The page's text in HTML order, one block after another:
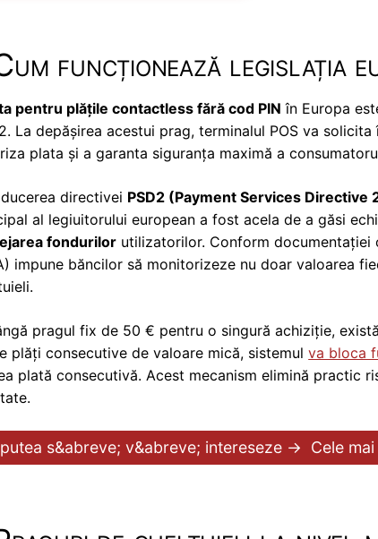
funcționează legislația
pentru plățile contactless fără cod PIN în Europa
La depășirea acestui prag, terminalul POS va
plata și a garanta siguranța maximă a
directivei PSD2 (Payment Services Directive
al legiuitorului european a fost acela de a găsi
fondurilor utilizatorilor. Conform documentației
impune băncilor să monitorizeze nu doar valoarea
pragul fix de 50 € pentru o singură achiziție,
plăți consecutive de valoare mică, sistemulva bloca
plată consecutivă. Acest mecanism elimină practic
s&abreve; v&abreve; intereseze → Cele